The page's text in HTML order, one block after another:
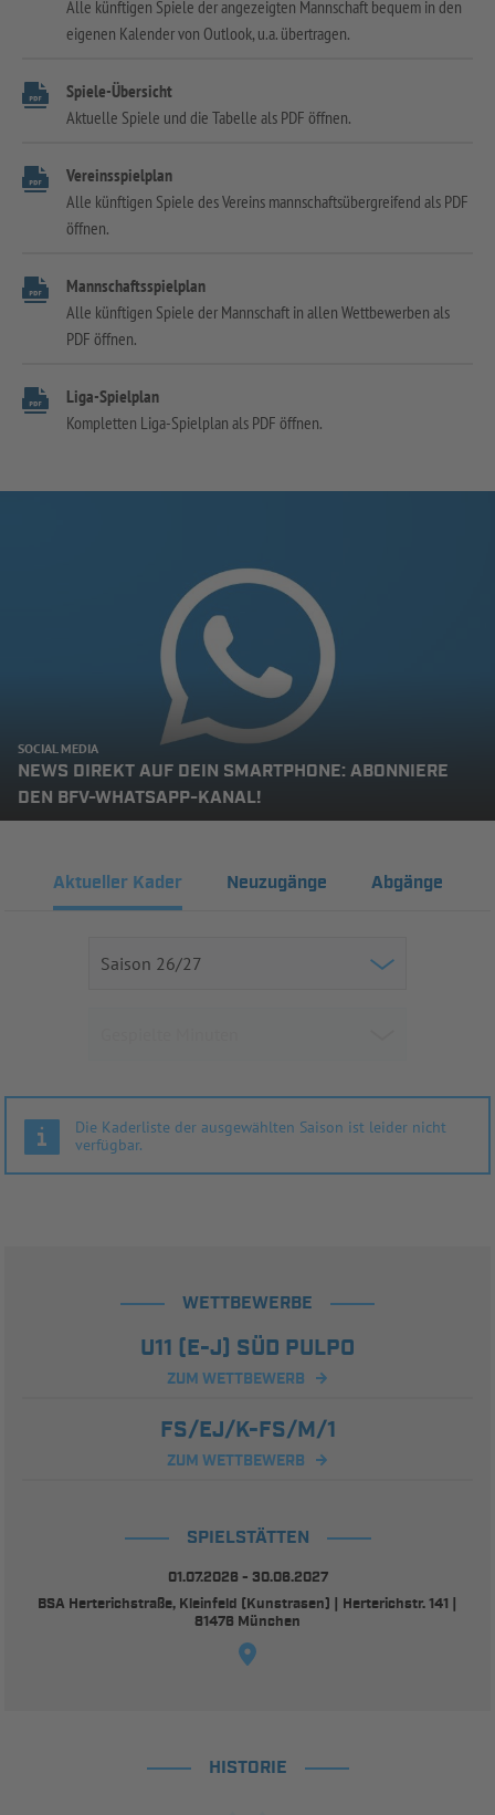
Alle künftigen Spiele der angezeigten Mannschaft bequem in den
eigenen Kalender von Outlook, u.a. übertragen.
Spiele-Übersicht
Aktuelle Spiele und die Tabelle als PDF öffnen.
Vereinsspielplan
Alle künftigen Spiele des Vereins mannschaftsübergreifend als PDF
öffnen.
Mannschaftsspielplan
Alle künftigen Spiele der Mannschaft in allen Wettbewerben als
PDF öffnen.
Liga-Spielplan
Kompletten Liga-Spielplan als PDF öffnen.
SOCIAL MEDIA
NEWS DIREKT AUF DEIN SMARTPHONE: ABONNIERE
DEN BFV-WHATSAPP-KANAL!
Aktueller Kader Neuzugänge Abgänge
Die Kaderliste der ausgewählten Saison ist leider nicht
verfügbar.
WETTBEWERBE
U11 (E-J) SÜD PULPO
ZUM WETTBEWERB
FS/EJ/K-FS/M/1
ZUM WETTBEWERB
SPIELSTÄTTEN
01.07.2026 - 30.06.2027
BSA Herterichstraße, Kleinfeld (Kunstrasen) | Herterichstr. 141 |
81476 München
HISTORIE